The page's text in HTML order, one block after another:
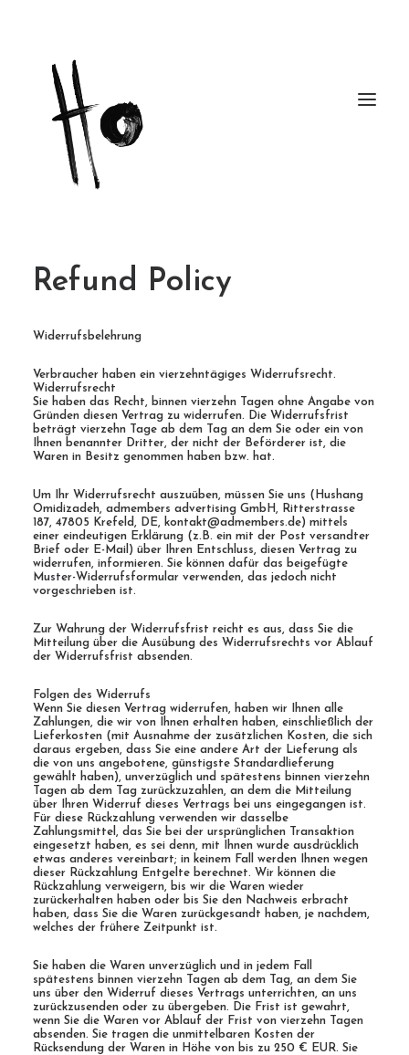
Works
Publications
Contact
Cart
Refund Policy
Widerrufsbelehrung
Verbraucher haben ein vierzehntägiges Widerrufsrecht.
Widerrufsrecht
Sie haben das Recht, binnen vierzehn Tagen ohne Angabe von
Gründen diesen Vertrag zu widerrufen. Die Widerrufsfrist
beträgt vierzehn Tage ab dem Tag an dem Sie oder ein von
Ihnen benannter Dritter, der nicht der Beförderer ist, die
Waren in Besitz genommen haben bzw. hat.
Um Ihr Widerrufsrecht auszuüben, müssen Sie uns (Hushang
Omidizadeh, admembers advertising GmbH, Ritterstrasse
187, 47805 Krefeld, DE, kontakt@admembers.de) mittels
einer eindeutigen Erklärung (z.B. ein mit der Post versandter
Brief oder E-Mail) über Ihren Entschluss, diesen Vertrag zu
widerrufen, informieren. Sie können dafür das beigefügte
Muster-Widerrufsformular verwenden, das jedoch nicht
vorgeschrieben ist.
Zur Wahrung der Widerrufsfrist reicht es aus, dass Sie die
Mitteilung über die Ausübung des Widerrufsrechts vor Ablauf
der Widerrufsfrist absenden.
Folgen des Widerrufs
Wenn Sie diesen Vertrag widerrufen, haben wir Ihnen alle
Zahlungen, die wir von Ihnen erhalten haben, einschließlich der
Lieferkosten (mit Ausnahme der zusätzlichen Kosten, die sich
daraus ergeben, dass Sie eine andere Art der Lieferung als
die von uns angebotene, günstigste Standardlieferung
gewählt haben), unverzüglich und spätestens binnen vierzehn
Tagen ab dem Tag zurückzuzahlen, an dem die Mitteilung
über Ihren Widerruf dieses Vertrags bei uns eingegangen ist.
Für diese Rückzahlung verwenden wir dasselbe
Zahlungsmittel, das Sie bei der ursprünglichen Transaktion
eingesetzt haben, es sei denn, mit Ihnen wurde ausdrücklich
etwas anderes vereinbart; in keinem Fall werden Ihnen wegen
dieser Rückzahlung Entgelte berechnet. Wir können die
Rückzahlung verweigern, bis wir die Waren wieder
zurückerhalten haben oder bis Sie den Nachweis erbracht
haben, dass Sie die Waren zurückgesandt haben, je nachdem,
welches der frühere Zeitpunkt ist.
Sie haben die Waren unverzüglich und in jedem Fall
spätestens binnen vierzehn Tagen ab dem Tag, an dem Sie
uns über den Widerruf dieses Vertrags unterrichten, an uns
zurückzusenden oder zu übergeben. Die Frist ist gewahrt,
wenn Sie die Waren vor Ablauf der Frist von vierzehn Tagen
absenden. Sie tragen die unmittelbaren Kosten der
Rücksendung der Waren in Höhe von bis zu 250 € EUR. Sie